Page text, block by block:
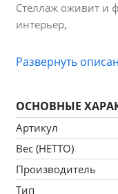
Стеллаж оживит и
а также станет
хранения
Развернуть
ОСНОВНЫЕ
Артикул
Вес (НЕТТО)
Производитель
Тип